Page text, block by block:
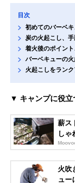
目次
初めてのバーベ
炭の火起こし、
着火後のポイント
バーベキューの
火起こしをラン
▼ キャンプに役立
薪ス
しゃ
火吹
ュー